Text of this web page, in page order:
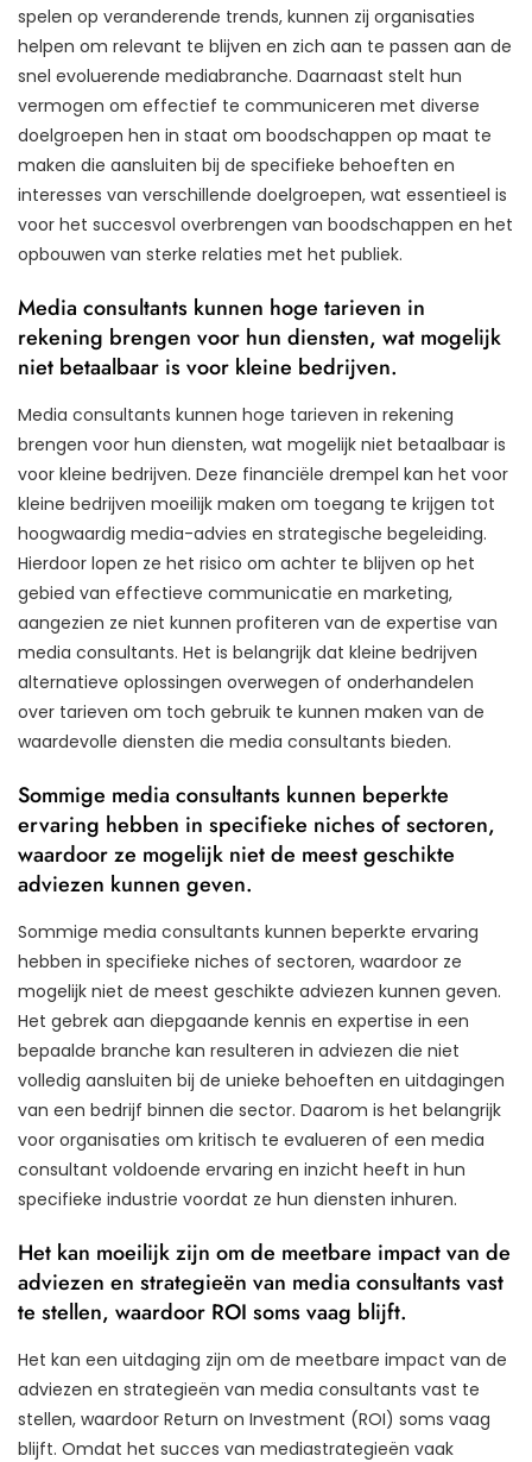
spelen op veranderende trends, kunnen zij organisaties
helpen om relevant te blijven en zich aan te passen aan de
snel evoluerende mediabranche. Daarnaast stelt hun
vermogen om effectief te communiceren met diverse
doelgroepen hen in staat om boodschappen op maat te
maken die aansluiten bij de specifieke behoeften en
interesses van verschillende doelgroepen, wat essentieel is
voor het succesvol overbrengen van boodschappen en het
opbouwen van sterke relaties met het publiek.
Media consultants kunnen hoge tarieven in
rekening brengen voor hun diensten, wat mogelijk
niet betaalbaar is voor kleine bedrijven.
Media consultants kunnen hoge tarieven in rekening
brengen voor hun diensten, wat mogelijk niet betaalbaar is
voor kleine bedrijven. Deze financiële drempel kan het voor
kleine bedrijven moeilijk maken om toegang te krijgen tot
hoogwaardig media-advies en strategische begeleiding.
Hierdoor lopen ze het risico om achter te blijven op het
gebied van effectieve communicatie en marketing,
aangezien ze niet kunnen profiteren van de expertise van
media consultants. Het is belangrijk dat kleine bedrijven
alternatieve oplossingen overwegen of onderhandelen
over tarieven om toch gebruik te kunnen maken van de
waardevolle diensten die media consultants bieden.
Sommige media consultants kunnen beperkte
ervaring hebben in specifieke niches of sectoren,
waardoor ze mogelijk niet de meest geschikte
adviezen kunnen geven.
Sommige media consultants kunnen beperkte ervaring
hebben in specifieke niches of sectoren, waardoor ze
mogelijk niet de meest geschikte adviezen kunnen geven.
Het gebrek aan diepgaande kennis en expertise in een
bepaalde branche kan resulteren in adviezen die niet
volledig aansluiten bij de unieke behoeften en uitdagingen
van een bedrijf binnen die sector. Daarom is het belangrijk
voor organisaties om kritisch te evalueren of een media
consultant voldoende ervaring en inzicht heeft in hun
specifieke industrie voordat ze hun diensten inhuren.
Het kan moeilijk zijn om de meetbare impact van de
adviezen en strategieën van media consultants vast
te stellen, waardoor ROI soms vaag blijft.
Het kan een uitdaging zijn om de meetbare impact van de
adviezen en strategieën van media consultants vast te
stellen, waardoor Return on Investment (ROI) soms vaag
blijft. Omdat het succes van mediastrategieën vaak